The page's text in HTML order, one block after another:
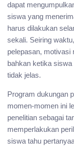
dapat
siswa yang
harus dilakukan
sekali. Seiring
pelepasan, motivasi
bahkan ketika
tidak jelas.
Program dukungan
momen-momen ini
penelitian sebagai
memperlakukan
siswa tahu